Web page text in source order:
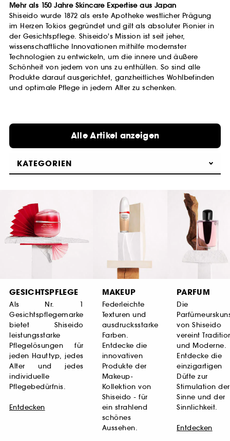
Mehr als 150 Jahre Skincare Expertise aus Japan
Shiseido wurde 1872 als erste Apotheke westlicher Prägung
im Herzen Tokios gegründet und gilt als absoluter Pionier in
der Gesichtspflege. Shiseido's Mission ist seit jeher,
wissenschaftliche Innovationen mithilfe modernster
Technologien zu entwickeln, um die innere und äußere
Schönheit von jedem von uns zu enthüllen. So sind alle
Produkte darauf ausgerichtet, ganzheitliches Wohlbefinden
und optimale Pflege in jedem Alter zu schenken.
Alle Artikel anzeigen
KATEGORIEN
GESICHTSPFLEGE
Als Nr. 1
Gesichtspflegemarke
bietet Shiseido
leistungsstarke
Pflegelösungen für
jeden Hauttyp, jedes
Alter und jedes
individuelle
Pflegebedürfnis.
Entdecken
MAKEUP
Federleichte
Texturen und
ausdrucksstarke
Farben.
Entdecke die
innovativen
Produkte der
Makeup-
Kollektion von
Shiseido - für
ein strahlend
schönes
Aussehen.
PARFUM
Die
von Shiseido
vereint
und Moderne.
Entdecke die
einzigartigen
Düfte zur
Stimulation der
Sinne und der
Sinnlichkeit.
Entdecken